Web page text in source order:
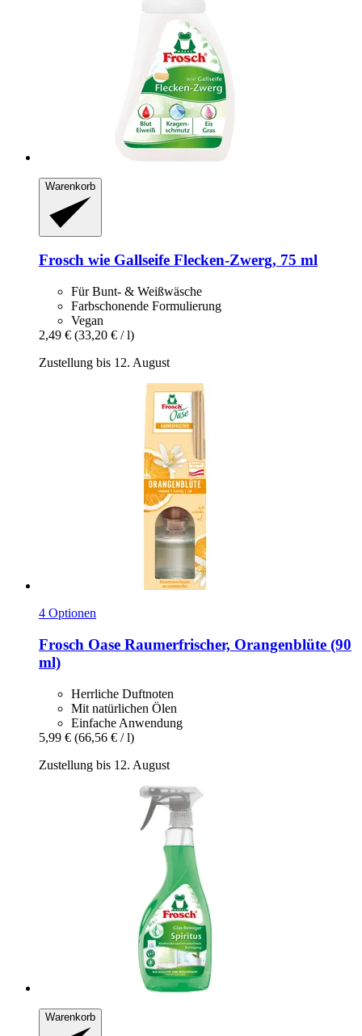
Warenkorb
Frosch wie Gallseife Flecken-​Zwerg, 75 ml
Für Bunt- & Weißwäsche
Farbschonende Formulierung
Vegan
2,49 € (33,20 € / l)
Zustellung bis 12. August
4 Optionen
Frosch Oase Raumerfrischer, Orangenblüte (90
ml)
Herrliche Duftnoten
Mit natürlichen Ölen
Einfache Anwendung
5,99 € (66,56 € / l)
Zustellung bis 12. August
Warenkorb